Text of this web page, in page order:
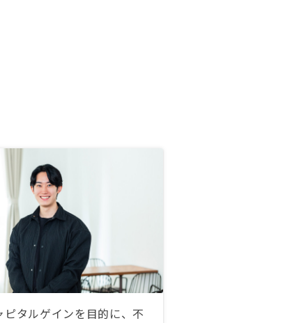
ピタルゲインを目的に、不